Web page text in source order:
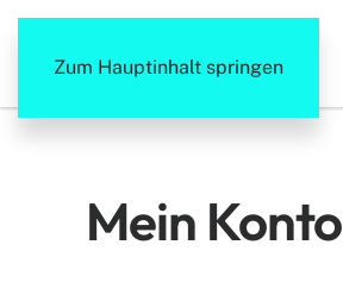
Zum Hauptinhalt springen
Mein Konto